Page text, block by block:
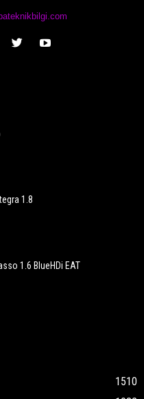
1.8
1.6 BlueHDi EAT
1510